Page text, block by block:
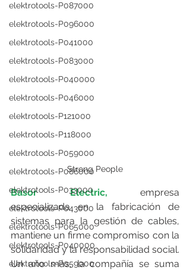
elektrotools-P087000
elektrotools-P096000
elektrotools-P041000
elektrotools-P083000
elektrotools-P040000
elektrotools-P046000
elektrotools-P121000
elektrotools-P118000
elektrotools-P059000
elektrotools-P086000
elektrotools-P033000
elektrotools-P043000
elektrotools-P065000
elektrotools-P040000
elektrotools-P059000
Strong People
Basor Electric, empresa
especializada en la fabricación de
sistemas para la gestión de cables,
mantiene un firme compromiso con la
solidaridad y la responsabilidad social.
Un año más, la compañía se suma